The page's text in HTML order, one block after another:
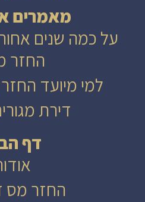
מאמרים
על כמה שנים
החזר
למי מיועד
דירת
דף
החזר מס